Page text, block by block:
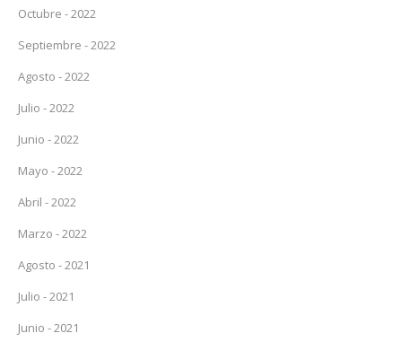
Octubre - 2022
Septiembre - 2022
Agosto - 2022
Julio - 2022
Junio - 2022
Mayo - 2022
Abril - 2022
Marzo - 2022
Agosto - 2021
Julio - 2021
Junio - 2021